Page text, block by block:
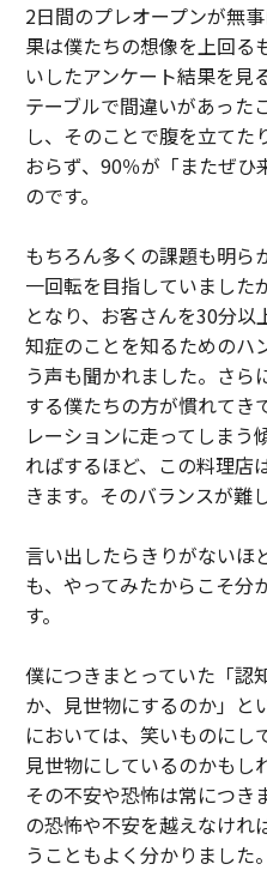
2日間のプレオープンが無
果は僕たちの想像を上回る
いしたアンケート結果を見
テーブルで間違いがあった
し、そのことで腹を立てた
おらず、90％が「またぜひ
のです。
もちろん多くの課題も明ら
一回転を目指していました
となり、お客さんを30分
知症のことを知るためのハ
う声も聞かれました。さら
する僕たちの方が慣れてき
レーションに走ってしまう
ればするほど、この料理店
きます。そのバランスが難
言い出したらきりがないほ
も、やってみたからこそ分
す。
僕につきまとっていた「認
か、見世物にするのか」と
においては、笑いものにし
見世物にしているのかもし
その不安や恐怖は常につき
の恐怖や不安を越えなけれ
うこともよく分かりました。